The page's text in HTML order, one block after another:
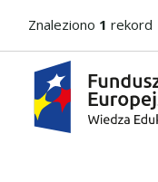
Znaleziono 1 rekord